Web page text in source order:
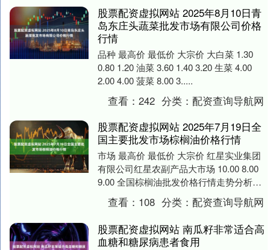
股票配资虚拟网站 2025年8月10日青
岛东庄头蔬菜批发市场有限公司价格
行情
品种 最高价 最低价 大宗价 大白菜 1.30
0.80 1.20 油菜 3.60 1.40 3.20 生菜 4.00
2.00 4.00 菠菜 8.00 3.....
查看：242 分类：配资查询导航网
股票配资虚拟网站 2025年7月19日全
国主要批发市场棕榈油价格行情
市场 最高价 最低价 大宗价 红星实业集团
有限公司红星农副产品大市场 10.00 8.00
9.00 全国棕榈油批发价格行情走势分析股
票配资虚拟网站 从今日全国....
查看： 108 分类：配资查询导航网
股票配资虚拟网站 南瓜籽非常适合高
血糖和糖尿病患者食用